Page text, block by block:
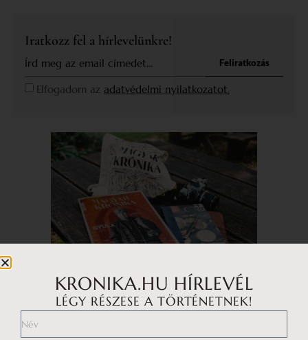
Iratkozz fel a hírlevelünkre!
Elfogadom az adatvédelmi nyilatkozatot.
Feliratkozás
KRONIKA.HU HÍRLEVÉL
LÉGY RÉSZESE A TÖRTÉNETNEK!